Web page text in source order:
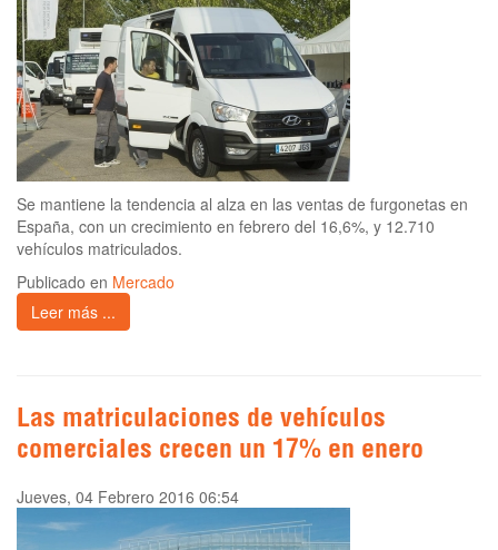
Se mantiene la tendencia al alza en las ventas de furgonetas en
España, con un crecimiento en febrero del 16,6%, y 12.710
vehículos matriculados.
Publicado en Mercado
Leer más ...
Las matriculaciones de vehículos
comerciales crecen un 17% en enero
Jueves, 04 Febrero 2016 06:54